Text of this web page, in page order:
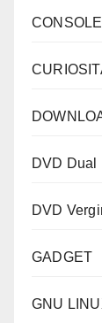
CONSOLE
DVD Dual
DVD
GADGET
GNU